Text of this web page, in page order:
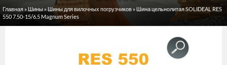
Вы здесь
Главная » Шины » Шины для вилочных погрузчиков » Шина цельнолитая SOLIDEAL RES
550 7.50-15/6.5 Magnum Series